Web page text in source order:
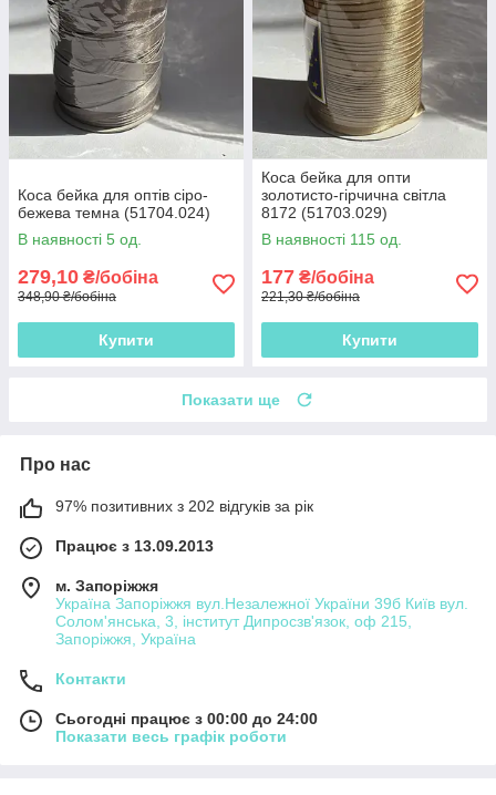
Коса бейка для оптів сіро-
бежева темна (51704.024)
В наявності 5 од.
279,10 ₴/бобіна
348,90 ₴/бобіна
Купити
Коса бейка для опти
золотисто-гірчична світла
8172 (51703.029)
В наявності 115 од.
177 ₴/бобіна
221,30 ₴/бобіна
Купити
Показати ще
Про нас
97% позитивних з 202 відгуків за рік
Працює з 13.09.2013
м. Запоріжжя
Україна Запоріжжя вул.Незалежної України 39б Київ вул.
Солом'янська, 3, інститут Дипросзв'язок, оф 215,
Запоріжжя, Україна
Контакти
Сьогодні працює з 00:00 до 24:00
Показати весь графік роботи